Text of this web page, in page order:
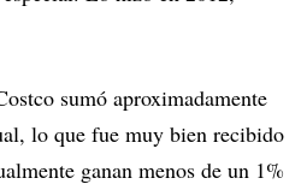
sumó aproximadamente
lo que fue muy bien recibido
ganan menos de un 1%